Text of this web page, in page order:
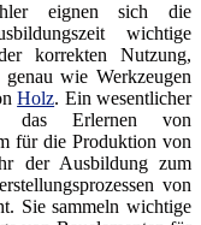
eignen sich die
wichtige
korrekten Nutzung,
wie Werkzeugen
Holz. Ein wesentlicher
das Erlernen von
für die Produktion von
der Ausbildung zum
von
Sie sammeln wichtige